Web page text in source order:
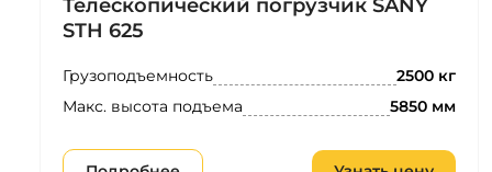
Телескопический погрузчик SANY
STH 625
Грузоподъемность 2500 кг
Макс. высота подъема 5850 мм